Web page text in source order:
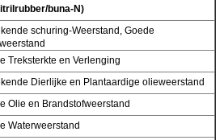
buna-N)
schuring-Weerstand, Goede
Treksterkte en Verlenging
Dierlijke en Plantaardige olieweerstand
Olie en Brandstofweerstand
Waterweerstand